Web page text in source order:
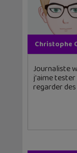
Christophe
Journaliste
j'aime tester
regarder